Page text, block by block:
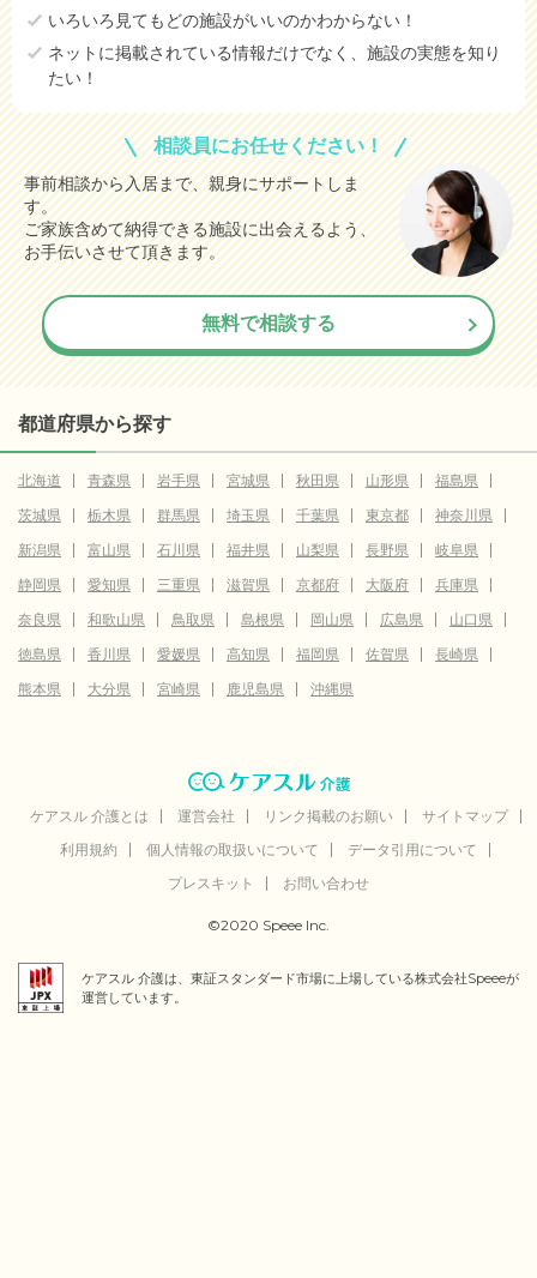
いろいろ見てもどの施設がいいのかわからない！
ネットに掲載されている情報だけでなく、施設の実態を知り
たい！
相談員にお任せください！
事前相談から入居まで、親身にサポートしま
す。
ご家族含めて納得できる施設に出会えるよう、
お手伝いさせて頂きます。
無料で相談する
都道府県から探す
北海道 青森県 岩手県 宮城県 秋田県 山形県
福島県
茨城県
栃木県 群馬県 埼玉県 千葉県 東京都
神奈川県
新潟県
富山県 石川県 福井県 山梨県 長野県
岐阜県
静岡県
愛知県 三重県 滋賀県 京都府 大阪府
兵庫県
奈良県
和歌山県 鳥取県 島根県 岡山県 広島県
山口県
徳島県
香川県 愛媛県 高知県 福岡県 佐賀県
長崎県
熊本県
大分県 宮崎県 鹿児島県 沖縄県
ケアスル 介護とは 運営会社 リンク掲載のお願い
サイトマップ
利用規約
個人情報の取扱いについて
データ引用について
プレスキット
お問い合わせ
©2020 Speee Inc.
ケアスル 介護は、東証スタンダード市場に上場している株式会社Speeeが
運営しています。